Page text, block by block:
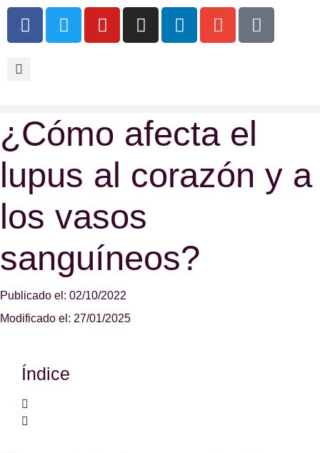
¿Cómo afecta el
lupus al corazón y a
los vasos
sanguíneos?
Publicado el: 02/10/2022
Modificado el: 27/01/2025
Índice